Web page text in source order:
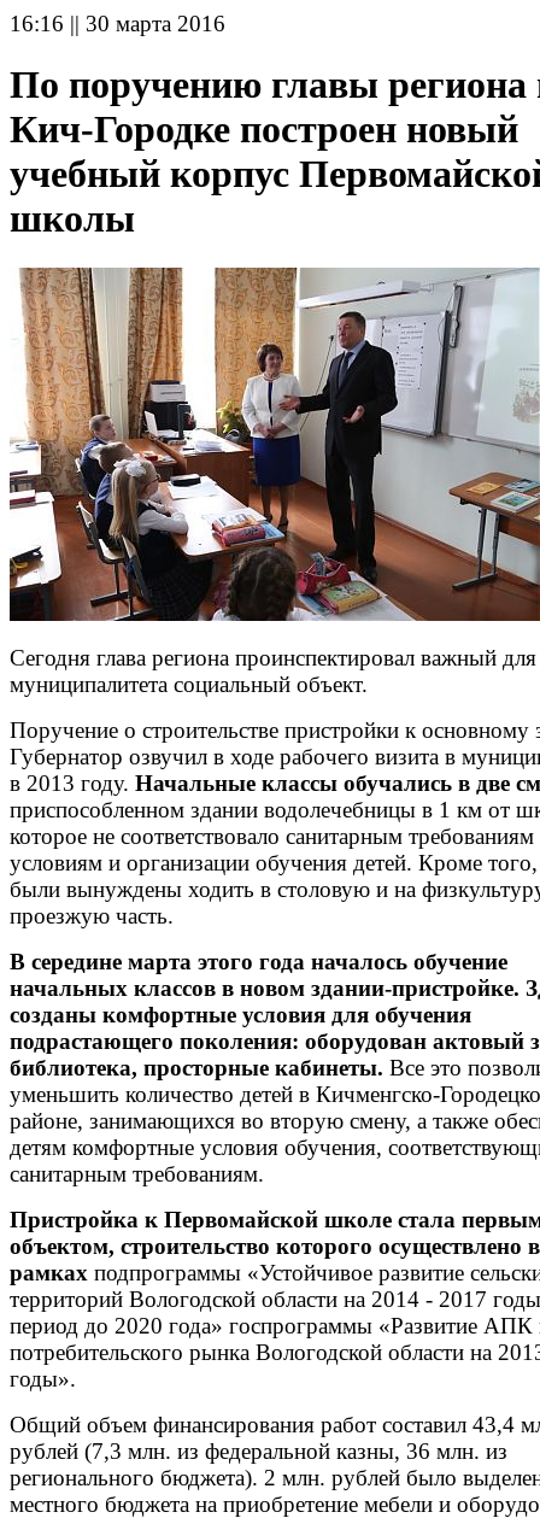
16:16 || 30 марта 2016
По поручению главы региона
Кич-Городке построен новый
учебный корпус
школы
Сегодня глава региона проинспектировал важный для
муниципалитета социальный объект.
Поручение о строительстве пристройки к основному
Губернатор озвучил в ходе рабочего визита в
в 2013 году. Начальные классы обучались в две
приспособленном здании водолечебницы в 1 км от
которое не соответствовало санитарным требованиям
условиям и организации обучения детей. Кроме того,
были вынуждены ходить в столовую и на
проезжую часть.
В середине марта этого года началось обучение
начальных классов в новом здании-пристройке.
созданы комфортные условия для обучения
подрастающего поколения: оборудован актовый
библиотека, просторные кабинеты. Все это
уменьшить количество детей в Кичменгско-
районе, занимающихся во вторую смену, а также
детям комфортные условия обучения,
санитарным требованиям.
Пристройка к Первомайской школе стала
объектом, строительство которого осуществлено в
рамках подпрограммы «Устойчивое развитие
территорий Вологодской области на 2014 - 2017
период до 2020 года» госпрограммы «Развитие АПК
потребительского рынка Вологодской области на
годы».
Общий объем финансирования работ составил 43,4
рублей (7,3 млн. из федеральной казны, 36 млн. из
регионального бюджета). 2 млн. рублей было
местного бюджета на приобретение мебели и